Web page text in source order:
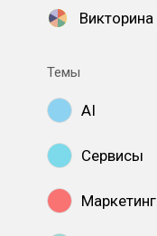
Викторина
Темы
AI
Сервисы
Маркетинг